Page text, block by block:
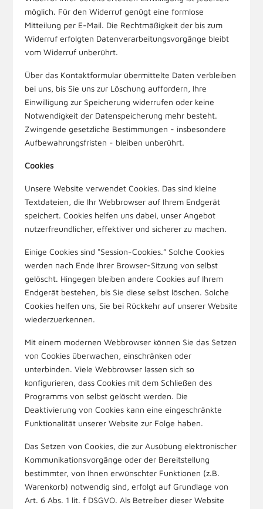
möglich. Für den Widerruf genügt eine formlose
Mitteilung per E-Mail. Die Rechtmäßigkeit der bis zum
Widerruf erfolgten Datenverarbeitungsvorgänge bleibt
vom Widerruf unberührt.
Über das Kontaktformular übermittelte Daten verbleiben
bei uns, bis Sie uns zur Löschung auffordern, Ihre
Einwilligung zur Speicherung widerrufen oder keine
Notwendigkeit der Datenspeicherung mehr besteht.
Zwingende gesetzliche Bestimmungen - insbesondere
Aufbewahrungsfristen - bleiben unberührt.
Cookies
Unsere Website verwendet Cookies. Das sind kleine
Textdateien, die Ihr Webbrowser auf Ihrem Endgerät
speichert. Cookies helfen uns dabei, unser Angebot
nutzerfreundlicher, effektiver und sicherer zu machen.
Einige Cookies sind “Session-Cookies.” Solche Cookies
werden nach Ende Ihrer Browser-Sitzung von selbst
gelöscht. Hingegen bleiben andere Cookies auf Ihrem
Endgerät bestehen, bis Sie diese selbst löschen. Solche
Cookies helfen uns, Sie bei Rückkehr auf unserer Website
wiederzuerkennen.
Mit einem modernen Webbrowser können Sie das Setzen
von Cookies überwachen, einschränken oder
unterbinden. Viele Webbrowser lassen sich so
konfigurieren, dass Cookies mit dem Schließen des
Programms von selbst gelöscht werden. Die
Deaktivierung von Cookies kann eine eingeschränkte
Funktionalität unserer Website zur Folge haben.
Das Setzen von Cookies, die zur Ausübung elektronischer
Kommunikationsvorgänge oder der Bereitstellung
bestimmter, von Ihnen erwünschter Funktionen (z.B.
Warenkorb) notwendig sind, erfolgt auf Grundlage von
Art. 6 Abs. 1 lit. f DSGVO. Als Betreiber dieser Website